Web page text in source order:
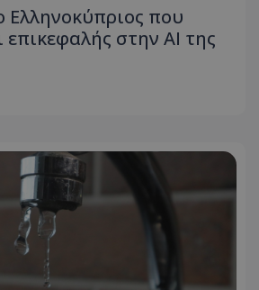
Ελληνοκύπριος που
στην ΑΙ της